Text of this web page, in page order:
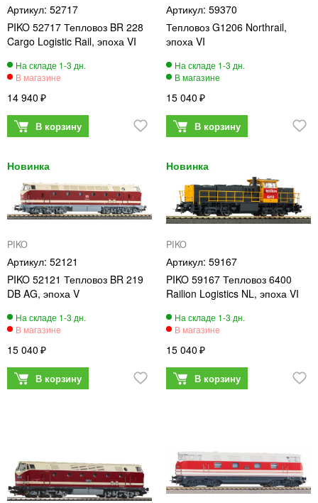
52717
PIKO 52717 Тепловоз BR 228
Cargo Logistic Rail, эпоха VI
14 940
59370
Тепловоз G1206 Northrail,
эпоха VI
15 040
PIKO
52121
PIKO 52121 Тепловоз BR 219
DB AG, эпоха V
15 040
PIKO
59167
PIKO 59167 Тепловоз 6400
Railion Logistics NL, эпоха VI
15 040